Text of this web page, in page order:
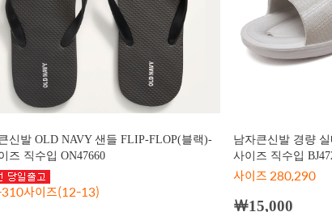
신발 OLD NAVY 샌들 FLIP-FLOP(블랙)-
즈 직수입 ON47660
사이즈(12-13)
남자큰신발 경량
사이즈 직수입
사이즈 280,290
￦15,000